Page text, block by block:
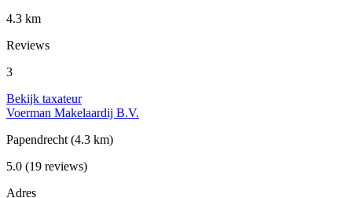
4.3 km
Reviews
3
Bekijk taxateur
Voerman Makelaardij B.V.
Papendrecht (4.3 km)
5.0 (19 reviews)
Adres